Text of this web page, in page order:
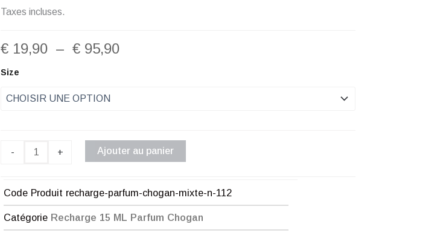
Taxes incluses.
€ 19,90 – € 95,90Plage
à
€ 95,90
Size
-
quantité
Recharge
Parfum
+ Ajouter au panier
Code Produit recharge-parfum-chogan-mixte-n-112
Catégorie Recharge 15 ML Parfum Chogan